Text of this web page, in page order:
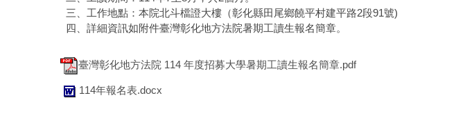
三、工作地點：本院北斗檔證大樓（彰化縣田尾鄉饒平村建平路2段91號)
四、詳細資訊如附件臺灣彰化地方法院暑期工讀生報名簡章。
臺灣彰化地方法院 114 年度招募大學暑期工讀生報名簡章.pdf
114年報名表.docx